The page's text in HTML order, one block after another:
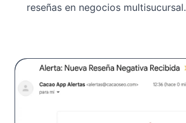
reseñas en negocios multisucursal.